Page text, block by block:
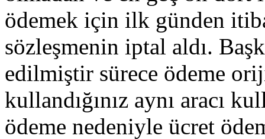
ödemek için ilk günden
sözleşmenin iptal aldı.
edilmiştir sürece ödeme
kullandığınız aynı aracı
ödeme nedeniyle ücret